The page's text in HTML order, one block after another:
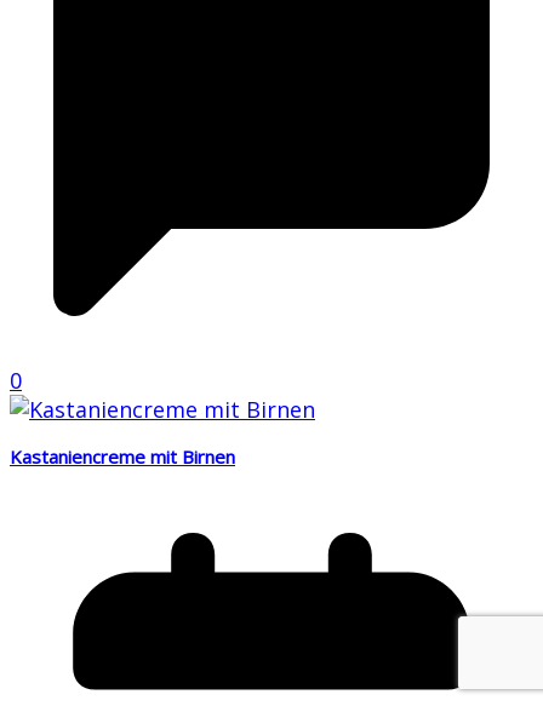
0
Kastaniencreme mit Birnen